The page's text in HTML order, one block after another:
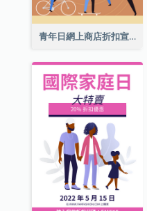
青年日網上商店折扣宣傳單張